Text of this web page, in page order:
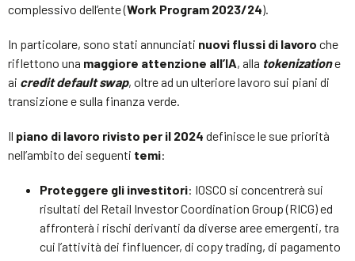
complessivo dell’ente (Work Program 2023/24).
In particolare, sono stati annunciati nuovi flussi di lavoro che
riflettono una maggiore attenzione all’IA, alla tokenizatione
ai credit default swap, oltre ad un ulteriore lavoro sui piani di
transizione e sulla finanza verde.
Il piano di lavoro rivisto per il 2024 definisce le sue priorità
nell’ambito dei seguenti temi:
Proteggere gli investitori: IOSCO si concentrerà sui
risultati del Retail Investor Coordination Group (RICG) ed
affronterà i rischi derivanti da diverse aree emergenti, tra
cui l’attività dei finfluencer, di copy trading, di pagamento